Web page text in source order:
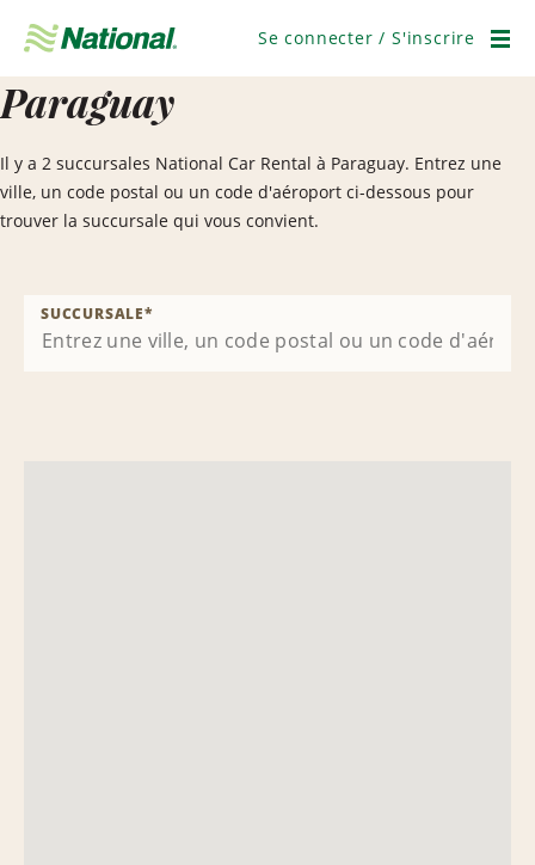
navigation
Se connecter / S'inscrire
Paraguay
Il y a 2 succursales National Car Rental à Paraguay. Entrez une
ville, un code postal ou un code d'aéroport ci-dessous pour
trouver la succursale qui vous convient.
SUCCURSALE*